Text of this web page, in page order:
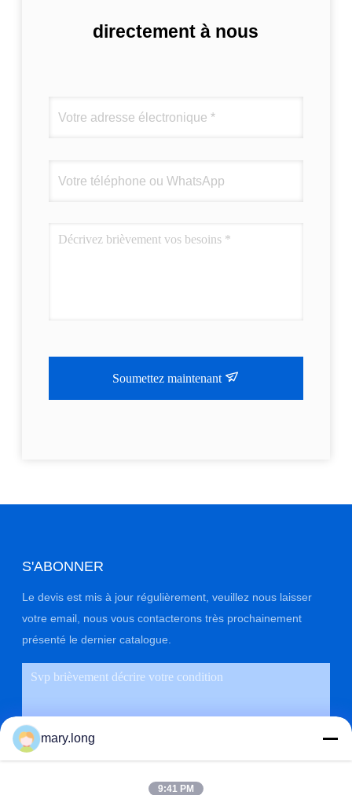
directement à nous
Soumettez maintenant
S'ABONNER
Le devis est mis à jour régulièrement, veuillez nous laisser
votre email, nous vous contacterons très prochainement
présenté le dernier catalogue.
mary.long
9:41 PM